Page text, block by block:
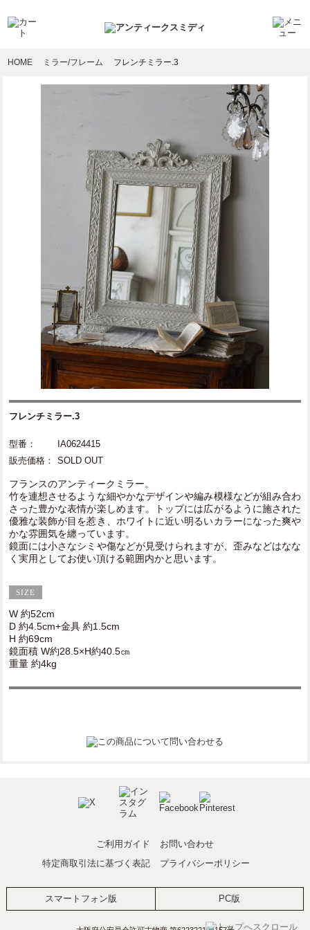
HOME ミラー/フレーム フレンチミラー.3
フレンチミラー.3
型番：
IA0624415
販売価格：
SOLD OUT
フランスのアンティークミラー。
竹を連想させるような細やかなデザインや編み模様などが組み合わ
さった豊かな表情が楽しめます。トップには広がるように施された
優雅な装飾が目を惹き、ホワイトに近い明るいカラーになった爽や
かな雰囲気を纏っています。
鏡面には小さなシミや傷などが見受けられますが、歪みなどはなな
く実用としてお使い頂ける範囲内かと思います。
W 約52cm
D 約4.5cm+金具 約1.5cm
H 約69cm
鏡面積 W約28.5×H約40.5㎝
重量 約4kg
ご利用ガイド
お問い合わせ
特定商取引法に基づく表記
プライバシーポリシー
スマートフォン版 PC版